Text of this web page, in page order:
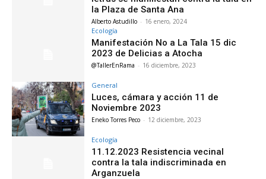
la Plaza de Santa Ana
Alberto Astudillo - 16 enero, 2024
Ecología
Manifestación No a La Tala 15 dic
2023 de Delicias a Atocha
@TallerEnRama - 16 diciembre, 2023
General
Luces, cámara y acción 11 de
Noviembre 2023
Eneko Torres Peco - 12 diciembre, 2023
Ecología
11.12.2023 Resistencia vecinal
contra la tala indiscriminada en
Arganzuela